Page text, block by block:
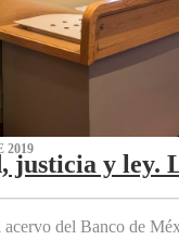
2019
justicia y ley.
acervo del Banco de